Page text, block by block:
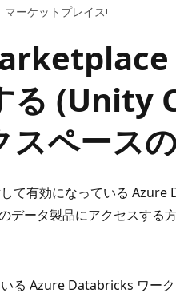
マーケットプレイス
る (Unity
スペース
て有効になっている
ータ製品にアクセスする方
る Azure Databricks ワーク